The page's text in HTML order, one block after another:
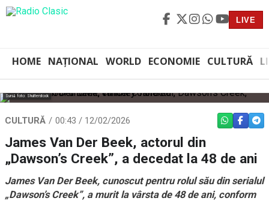
LIVE
HOME NAȚIONAL WORLD ECONOMIE CULTURĂ
Sursă foto: Shutterstock
CULTURĂ 00:43 / 12/02/2026 WHATSAPP
James Van Der Beek, actorul din
„Dawson’s Creek”, a decedat la 48 de ani
James Van Der Beek, cunoscut pentru rolul său din serialul
„Dawson’s Creek”, a murit la vârsta de 48 de ani, conform